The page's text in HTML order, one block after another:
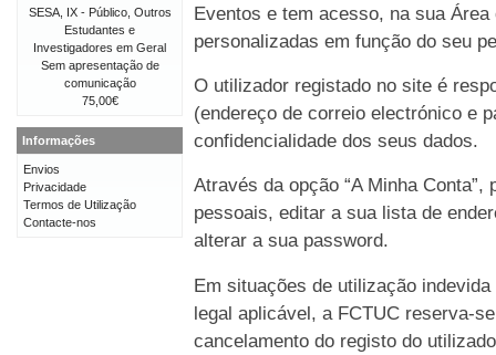
Eventos e tem acesso, na sua
personalizadas em função do seu
O utilizador registado no site é
(endereço de correio electrónico e
confidencialidade dos seus dados.
Através da opção “A Minha
pessoais, editar a sua lista de
alterar a sua password.
Em situações de utilização
legal aplicável, a FCTUC reserva-
cancelamento do registo do
SESA, IX - Público, Outros
Estudantes e
Investigadores em Geral
Sem apresentação de
comunicação
75,00€
Informações
Envios
Privacidade
Termos de Utilização
Contacte-nos